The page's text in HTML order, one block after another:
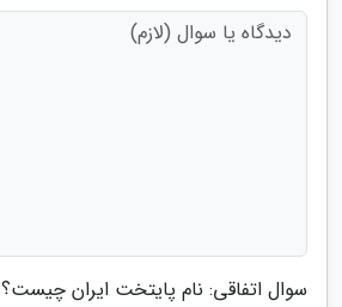
سوال اتفاقی: نام پایتخت ایران چیست؟